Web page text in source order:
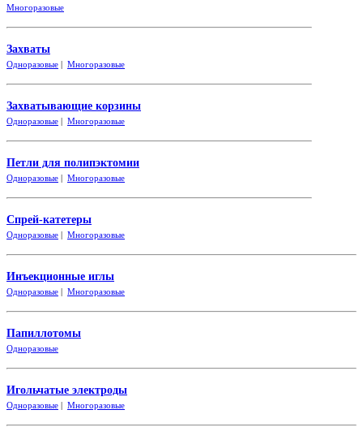
Многоразовые
Захваты
Одноразовые Многоразовые
Захватывающие корзины
Одноразовые Многоразовые
Петли для полипэктомии
Одноразовые Многоразовые
Спрей-катетеры
Одноразовые Многоразовые
Инъекционные иглы
Одноразовые Многоразовые
Папиллотомы
Одноразовые
Игольчатые электроды
Одноразовые Многоразовые